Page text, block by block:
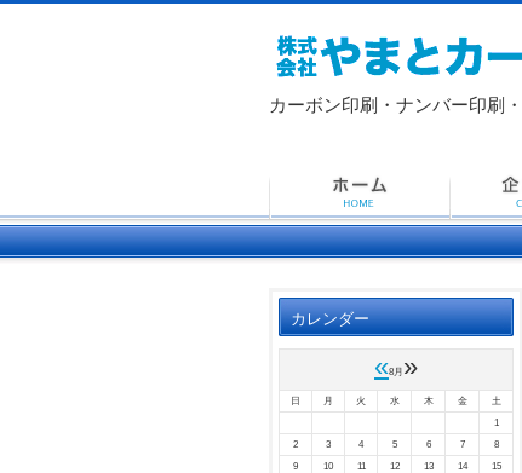
カーボン印刷・ナンバー印刷・
カレンダー
«8月 »
日 月 火 水 木 金
土
1
2
3 4 5 6 7
8
9
10 11 12 13 14
15